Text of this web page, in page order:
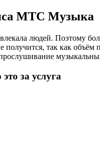
МТС Музыка
людей. Поэтому
получится, так как
за услуга